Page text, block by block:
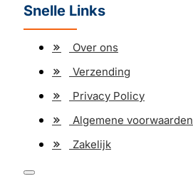
Snelle Links
Over ons
Verzending
Privacy Policy
Algemene voorwaarden
Zakelijk